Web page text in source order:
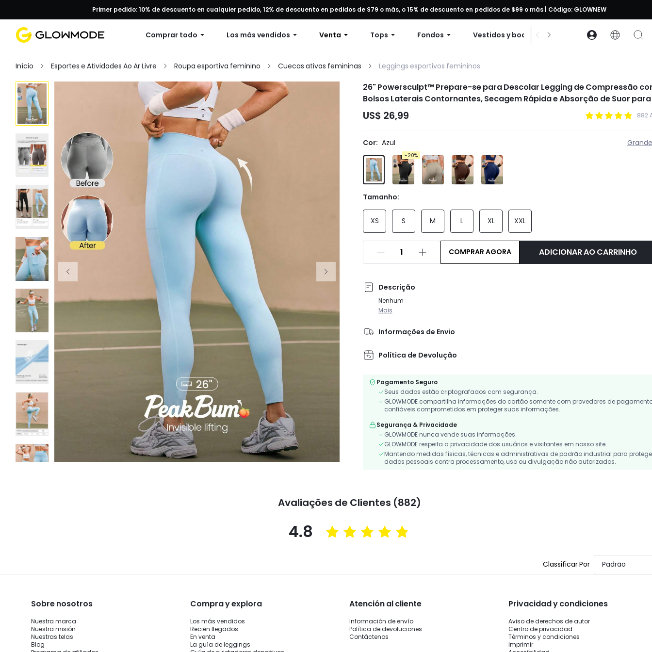
Primer pedido: 10% de descuento en cualquier pedido, 12% de descuento en pedidos de $79 o más, o 15% de descuento en pedidos de $99 o más | Código: GLOWNEW
Envío gratuito en pedidos superiores a 49 dólares.
Comprar todo Los más vendidos Venta Tops Fondos Vestidos y bodies Accesorios
Início Esportes e Atividades Ao Ar Livre Roupa esportiva feminino Cuecas ativas femininas Leggings esportivos femininos
26" Powersculpt™ Prepare-se para Descolar Legging de Compressão
Bolsos Laterais Contornantes, Secagem Rápida e Absorção de Suor
de Alto Impacto, Exercícios, Academia e Atividades Físicas
US$ 26,99 882
Cor: Azul
-20%
Tamanho:
XS S M L XL XXL
COMPRAR AGORA ADICIONAR AO CARRINHO
Descrição
Nenhum
Mais
Informações de Envio
Política de Devolução
Pagamento Seguro
Seus dados estão criptografados com segurança.
GLOWMODE compartilha informações do cartão somente com provedores de
confiáveis comprometidos em proteger suas informações.
Segurança & Privacidade
GLOWMODE nunca vende suas informações.
GLOWMODE respeita a privacidade dos usuários e visitantes em nosso site.
Mantendo medidas físicas, técnicas e administrativas de padrão industrial para
dados pessoais contra processamento, uso ou divulgação não autorizados.
Avaliações de Clientes (882)
4.8
Classificar Por Padrão
Sobre nosotros
Nuestra marca
Nuestra misión
Nuestras telas
Blog
Compra y explora
Los más vendidos
Recién llegados
En venta
La guía de leggings
Atención al cliente
Información de envío
Política de devoluciones
Contáctenos
Privacidad y condiciones
Aviso de derechos de autor
Centro de privacidad
Términos y condiciones
Imprimir